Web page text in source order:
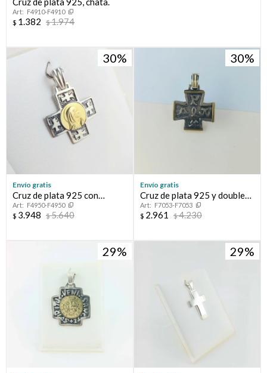
F4910-F4910
$ 1.382 $1.974
30
Envío gratis
Cruz de plata 925 con
medalla central de la Virgen
niña en double de oro 18
F4950-F4950
$ 3.948 $5.640
30
Envío gratis
Cruz de plata 925 y double
en oro 18 ktes.
F7053-F7053
$ 2.961 $4.230
29 29